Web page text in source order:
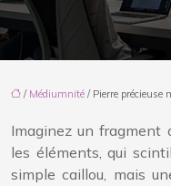
/ Médiumnité / Pierre
Imaginez un fragment
les éléments, qui
simple caillou, mais